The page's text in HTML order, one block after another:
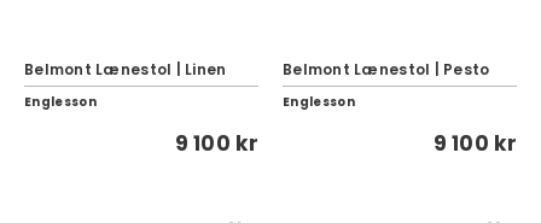
Belmont Lænestol | Linen
Englesson
9 100 kr
Belmont Lænestol | Pesto
Englesson
9 100 kr